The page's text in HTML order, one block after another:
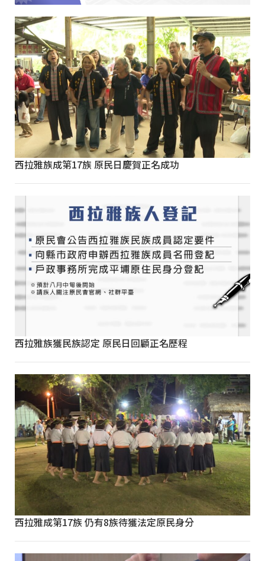
西拉雅族成第17族 原民日慶賀正名成功
西拉雅族獲民族認定 原民日回顧正名歷程
西拉雅成第17族 仍有8族待獲法定原民身分